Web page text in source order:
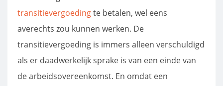
transitievergoedingte betalen, wel eens
averechts zou kunnen werken. De
transitievergoeding is immers alleen verschuldigd
als er daadwerkelijk sprake is van een einde van
de arbeidsovereenkomst. En omdat een